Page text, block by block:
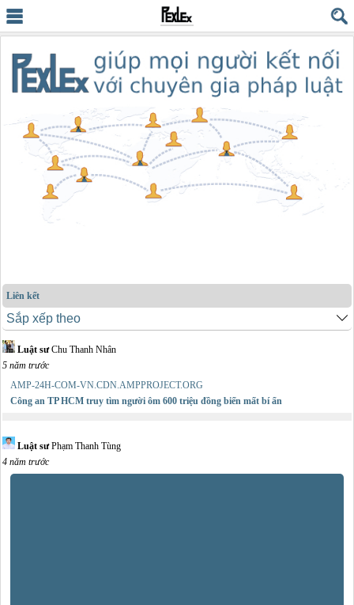
Liên kết
Luật sưChu Thanh Nhân
5 năm trước
AMP-24H-COM-VN.CDN.AMPPROJECT.ORG
Công an TP HCM truy tìm người ôm 600 triệu đồng biến mất bí ẩn
Luật sưPhạm Thanh Tùng
4 năm trước